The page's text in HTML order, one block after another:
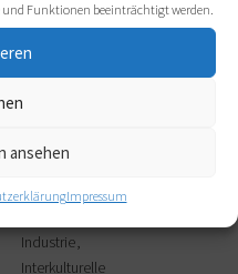
Funktionen beeinträchtigt werden.
ansehen
Impressum
Außerschulische
Erwachsenenbildung
Industrie
Interkulturelle